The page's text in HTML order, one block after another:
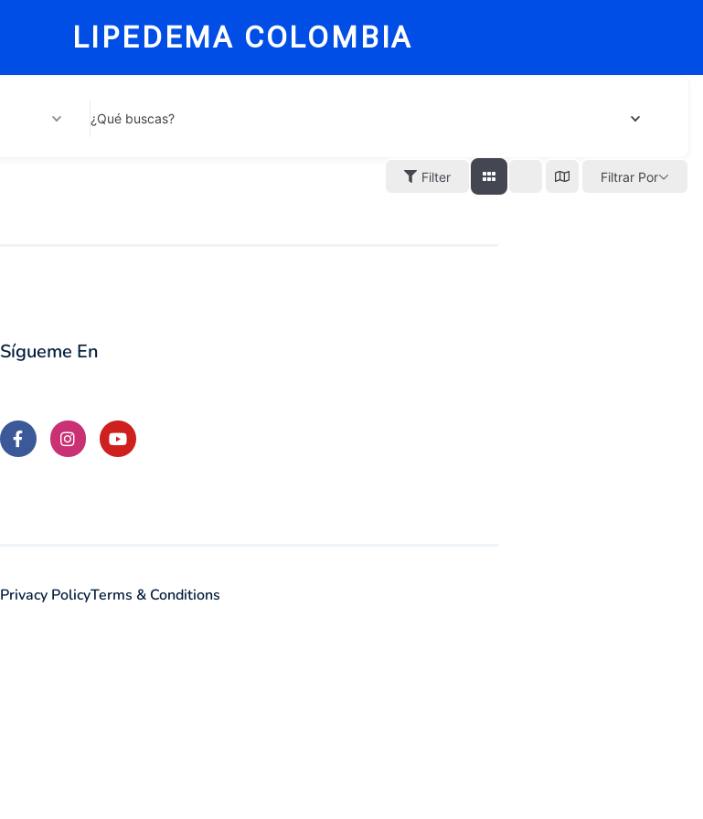
LIPEDEMA COLOMBIA
¿Qué buscas?
Filter Filtrar Por
Sígueme En
Privacy PolicyTerms & Conditions